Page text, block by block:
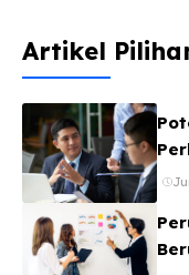
Artikel